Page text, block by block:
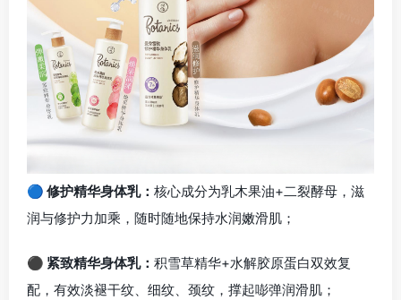
🔵 修护精华身体乳： 核心成分为乳木果油+二裂酵母，滋
润与修护力加乘，随时随地保持水润嫩滑肌；
⚫ 紧致精华身体乳： 积雪草精华+水解胶原蛋白双效复
配，有效淡褪干纹、细纹、颈纹，撑起嘭弹润滑肌；